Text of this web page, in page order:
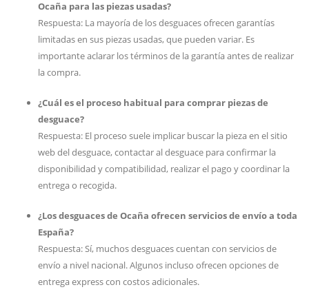
Ocaña para las piezas usadas?
Respuesta: La mayoría de los desguaces ofrecen garantías
limitadas en sus piezas usadas, que pueden variar. Es
importante aclarar los términos de la garantía antes de realizar
la compra.
¿Cuál es el proceso habitual para comprar piezas de
desguace?
Respuesta: El proceso suele implicar buscar la pieza en el sitio
web del desguace, contactar al desguace para confirmar la
disponibilidad y compatibilidad, realizar el pago y coordinar la
entrega o recogida.
¿Los desguaces de Ocaña ofrecen servicios de envío a toda
España?
Respuesta: Sí, muchos desguaces cuentan con servicios de
envío a nivel nacional. Algunos incluso ofrecen opciones de
entrega express con costos adicionales.